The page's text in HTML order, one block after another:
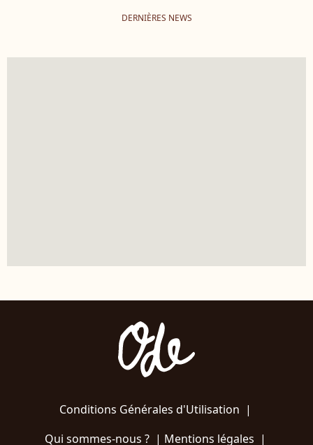
DERNIÈRES NEWS
Conditions Générales d'Utilisation |
Qui sommes-nous ?| Mentions légales |